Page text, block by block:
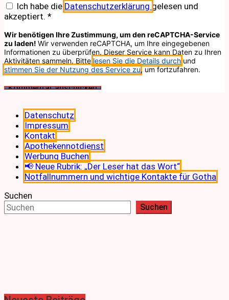
Ich habe die Datenschutzerklärung gelesen und
akzeptiert. *
Wir benötigen Ihre Zustimmung, um den reCAPTCHA-Service
zu laden! Wir verwenden reCAPTCHA, um Ihre eingegebenen
Informationen zu überprüfen. Dieser Service kann Daten zu Ihren
Aktivitäten sammeln. Bitte lesen Sie die Details durch und
stimmen Sie der Nutzung des Service zu, um fortzufahren.
Datenschutz
Impressum
Kontakt
Apothekennotdienst
Werbung Buchen
📢 Neue Rubrik: „Der Leser hat das Wort“
Notfallnummern und wichtige Kontakte für Gotha
Suchen
Suchen